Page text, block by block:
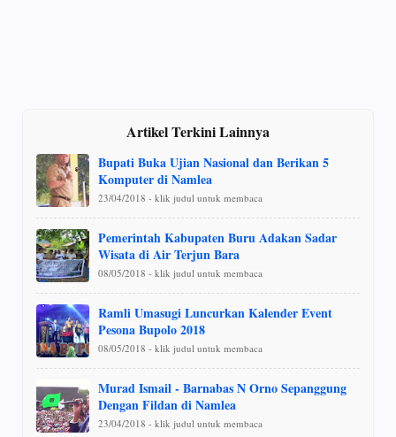
Artikel Terkini Lainnya
Bupati Buka Ujian Nasional dan Berikan 5
Komputer di Namlea
23/04/2018 - klik judul untuk membaca
Pemerintah Kabupaten Buru Adakan Sadar
Wisata di Air Terjun Bara
08/05/2018 - klik judul untuk membaca
Ramli Umasugi Luncurkan Kalender Event
Pesona Bupolo 2018
08/05/2018 - klik judul untuk membaca
Murad Ismail - Barnabas N Orno Sepanggung
Dengan Fildan di Namlea
23/04/2018 - klik judul untuk membaca